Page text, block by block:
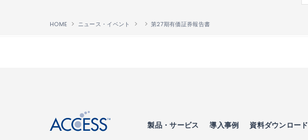
HOME ニュース・イベント 第27期有価証券報告書
製品・サービス 導入事例 資料ダウンロード